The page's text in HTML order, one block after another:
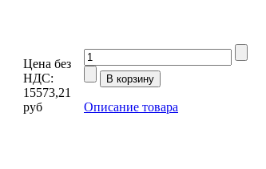
Цена без
НДС:
15573,21
руб
Описание товара